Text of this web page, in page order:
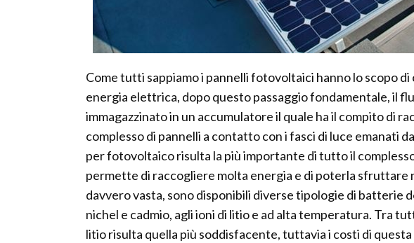
Come tutti sappiamo i pannelli fotovoltaici hanno lo scopo
energia elettrica, dopo questo passaggio fondamentale, il
immagazzinato in un accumulatore il quale ha il compito di
complesso di pannelli a contatto con i fasci di luce emanati
per fotovoltaico risulta la più importante di tutto il
permette di raccogliere molta energia e di poterla sfruttare
davvero vasta, sono disponibili diverse tipologie di batterie
nichel e cadmio, agli ioni di litio e ad alta temperatura. Tra
litio risulta quella più soddisfacente, tuttavia i costi di